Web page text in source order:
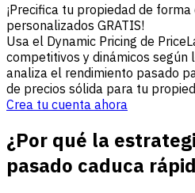
¡Precifica tu propiedad de
personalizados GRATIS!
Usa el Dynamic Pricing de
competitivos y dinámicos según
analiza el rendimiento pasado
de precios sólida para tu
Crea tu cuenta ahora
¿Por qué la
pasado caduca